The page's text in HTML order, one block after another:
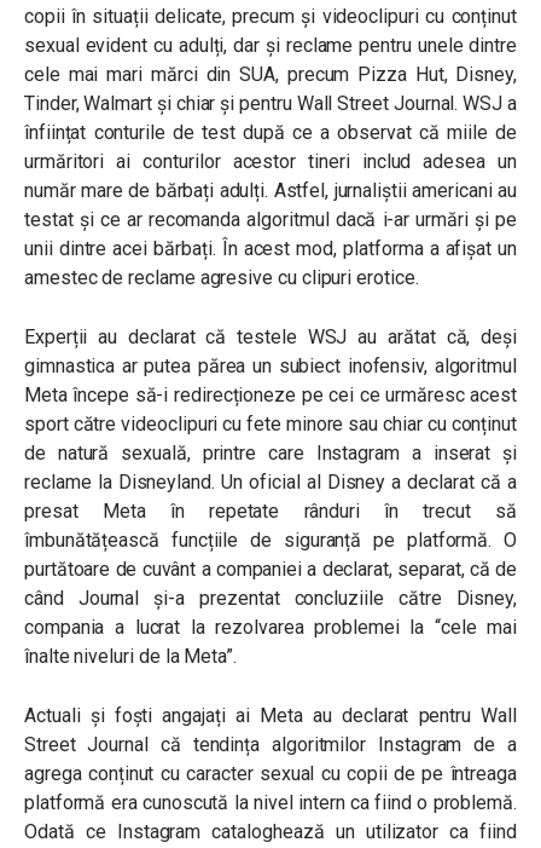
copii în situații delicate, precum și videoclipuri cu conținut
sexual evident cu adulți, dar și reclame pentru unele dintre
cele mai mari mărci din SUA, precum Pizza Hut, Disney,
Tinder, Walmart și chiar și pentru Wall Street Journal. WSJ a
înființat conturile de test după ce a observat că miile de
urmăritori ai conturilor acestor tineri includ adesea un
număr mare de bărbați adulți. Astfel, jurnaliștii americani au
testat și ce ar recomanda algoritmul dacă i-ar urmări și pe
unii dintre acei bărbați. În acest mod, platforma a afișat un
amestec de reclame agresive cu clipuri erotice.
Experții au declarat că testele WSJ au arătat că, deși
gimnastica ar putea părea un subiect inofensiv, algoritmul
Meta începe să-i redirecționeze pe cei ce urmăresc acest
sport către videoclipuri cu fete minore sau chiar cu conținut
de natură sexuală, printre care Instagram a inserat și
reclame la Disneyland. Un oficial al Disney a declarat că a
presat Meta în repetate rânduri în trecut să
îmbunătățească funcțiile de siguranță pe platformă. O
purtătoare de cuvânt a companiei a declarat, separat, că de
când Journal și-a prezentat concluziile către Disney,
compania a lucrat la rezolvarea problemei la “cele mai
înalte niveluri de la Meta”.
Actuali și foști angajați ai Meta au declarat pentru Wall
Street Journal că tendința algoritmilor Instagram de a
agrega conținut cu caracter sexual cu copii de pe întreaga
platformă era cunoscută la nivel intern ca fiind o problemă.
Odată ce Instagram cataloghează un utilizator ca fiind